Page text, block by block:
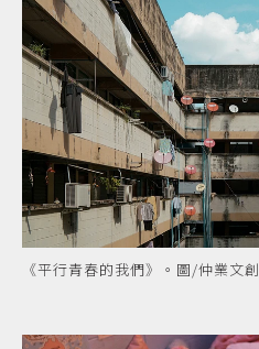
《平行青春的我們》。圖/仲業文創